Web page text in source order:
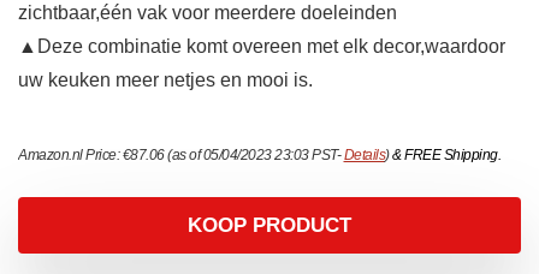
zichtbaar,één vak voor meerdere doeleinden
▲Deze combinatie komt overeen met elk decor,waardoor
uw keuken meer netjes en mooi is.
Amazon.nl Price:€87.06(as of 05/04/2023 23:03 PST-Details)&FREE Shipping.
KOOP PRODUCT